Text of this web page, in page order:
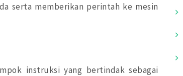
serta memberikan perintah ke mesin
instruksi yang bertindak sebagai